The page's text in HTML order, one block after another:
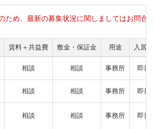
ため、最新の募集状況に関しましてはお問合
賃料＋共益費 敷金・保証金 用途 入居日
相談 相談 事務所 即日
相談 相談 事務所 即日
相談 相談 事務所 即日